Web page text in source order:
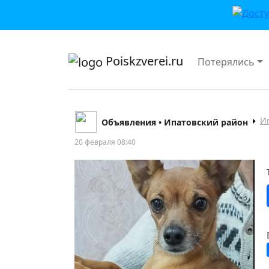
Poiskzverei.ru Потерялись
Объявления • Ипатовский район
20 февраля 08:40